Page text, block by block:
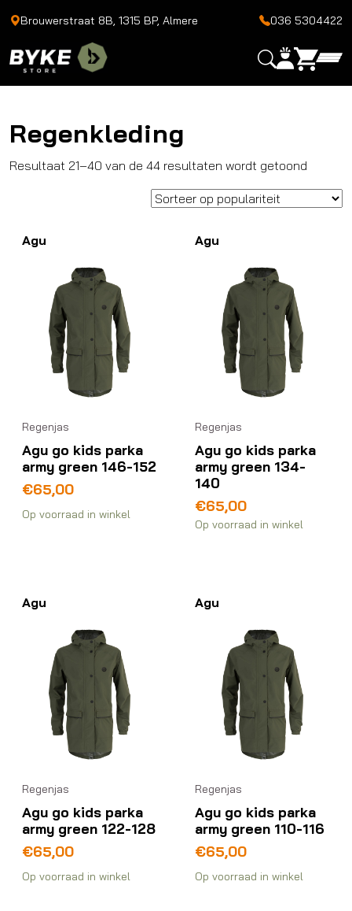
Brouwerstraat 8B, 1315 BP, Almere 036 5304422
Regenkleding
Resultaat 21–40 van de 44 resultaten wordt getoond
op
Agu
Regenjas
Agu go kids parka
army green 146-152
€65,00
Op voorraad in winkel
Agu
Regenjas
Agu go kids parka
army green 134-
140
€65,00
Op voorraad in winkel
Agu
Regenjas
Agu go kids parka
army green 122-128
€65,00
Op voorraad in winkel
Agu
Regenjas
Agu go kids parka
army green 110-116
€65,00
Op voorraad in winkel